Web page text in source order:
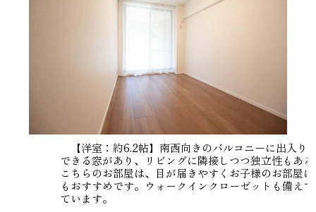
【洋室：約6.2帖】南西向きのバルコニーに出入り
できる窓があり、リビングに隣接しつつ独立性もある
こちらのお部屋は、目が届きやすくお子様のお部屋に
もおすすめです。ウォークインクローゼットも備えて
ています。